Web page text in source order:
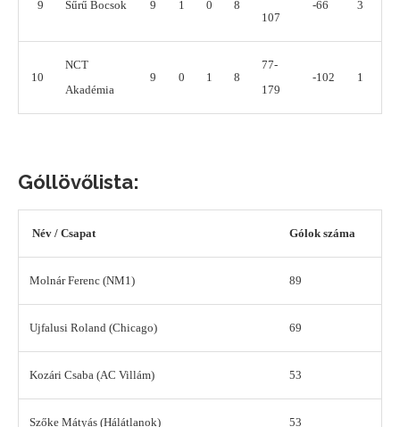
9 Sűrű Bocsok 9 1 0
8
107
-66 3
10
NCT
Akadémia
9 0 1 8
77-
179
-102 1
Góllövőlista:
Név / Csapat Gólok száma
Molnár Ferenc (NM1) 89
Ujfalusi Roland (Chicago) 69
Kozári Csaba (AC Villám) 53
Szőke Mátyás (Hálátlanok) 53